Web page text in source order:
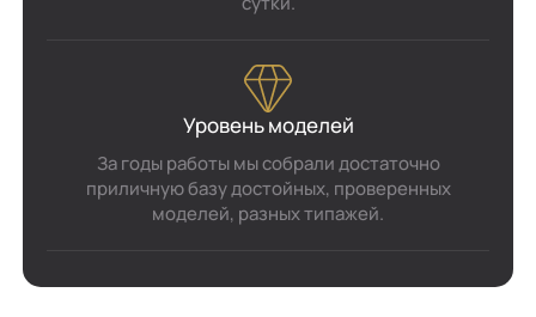
Уровень моделей
За годы работы мы собрали достаточно
приличную базу достойных, проверенных
моделей, разных типажей.